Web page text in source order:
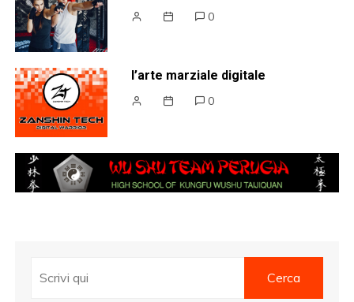
0
l’arte marziale digitale
0